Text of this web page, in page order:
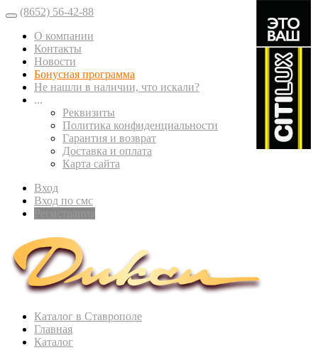
(8652) 56-42-88
О компании
Контакты
Новости
Бонусная программа
Не нашли в наличии, что искали?
...
Реквизиты
Политика конфиденциальности
Гарантия и возврат
Доставка и оплата
Карта сайта
Вход
Вход по смс
Каталог в Ставрополе
Главная
Каталог